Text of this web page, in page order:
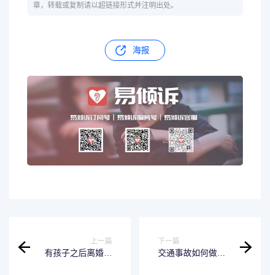
章，转载或复制请以超链接形式并注明出处。
海报
上一篇
有孩子之后离婚需
下一篇
交通事故如何做工